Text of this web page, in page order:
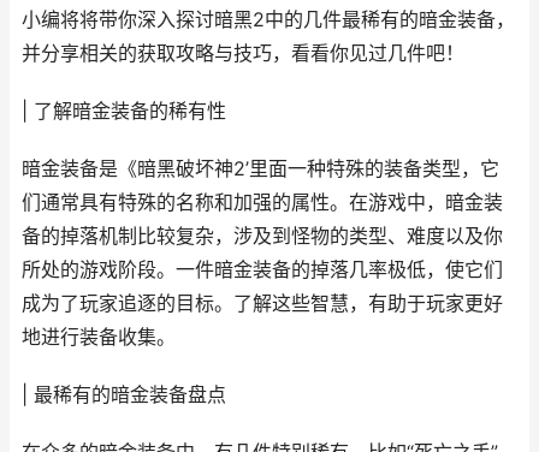
小编将将带你深入探讨暗黑2中的几件最稀有的暗金装备，
并分享相关的获取攻略与技巧，看看你见过几件吧！
| 了解暗金装备的稀有性
暗金装备是《暗黑破坏神2’里面一种特殊的装备类型，它
们通常具有特殊的名称和加强的属性。在游戏中，暗金装
备的掉落机制比较复杂，涉及到怪物的类型、难度以及你
所处的游戏阶段。一件暗金装备的掉落几率极低，使它们
成为了玩家追逐的目标。了解这些智慧，有助于玩家更好
地进行装备收集。
| 最稀有的暗金装备盘点